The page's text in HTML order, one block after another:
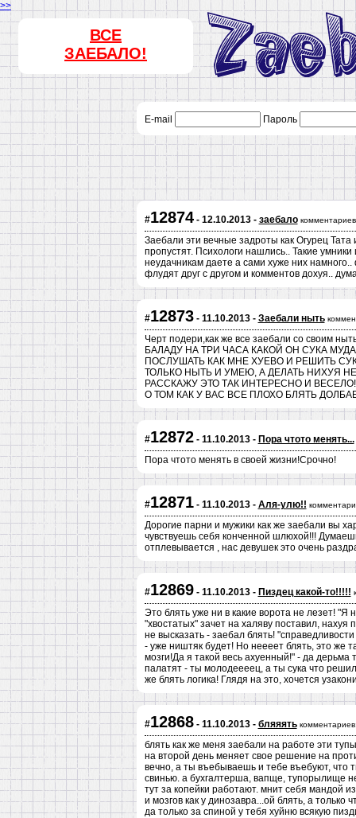
>>
ВСЕ
ЗАЕБАЛО!
E-mail Пароль
#12874- 12.10.2013 - заебало
Заебали эти вечные задроты как Огурец
пропустят. Психологи нашлись.. Такие
неудачникам даете а сами хуже них
флудят друг с другом и комментов дохуя..
#12873- 11.10.2013 - Заебали ныть
Черт подери,как же все заебали со своим
БАЛАДУ НА ТРИ ЧАСА КАКОЙ ОН СУКА
ПОСЛУШАТЬ КАК МНЕ ХУЕВО И РЕШИТЬ
ТОЛЬКО НЫТЬ И УМЕЮ, А ДЕЛАТЬ НИХУЯ НЕ
РАССКАЖУ ЭТО ТАК ИНТЕРЕСНО И
О ТОМ КАК У ВАС ВСЕ ПЛОХО БЛЯТЬ
#12872- 11.10.2013 - Пора чтото менять...
Пора чтото менять в своей жизни!Срочно!
#12871- 11.10.2013 - Аля-улю!!
Дорогие парни и мужики как же заебали вы
чувствуешь себя конченной шлюхой!!!
отплевывается , нас девушек это очень
#12869- 11.10.2013 - Пиздец какой-то!!!!!
Это блять уже ни в какие ворота не лезет!
"хвостатых" зачет на халяву поставил,
не высказать - заебал блять!
- уже ништяк будет! Но неееет блять, это же
мозги!Да я такой весь ахуенный!" - да дерьма
палатят - ты молодеееец, а ты сука что
же блять логика! Глядя на это, хочется
#12868- 11.10.2013 - бляяять
блять как же меня заебали на работе эти
на второй день меняет свое решение на
вечно, а ты въебываешь и тебе въебуют, что
свинью. а бухгалтерша, вапще, тупорылище
тут за копейки работают. мнит себя мандой
и мозгов как у динозавра...ой блять, а
да только за спиной у тебя хуйню всякую